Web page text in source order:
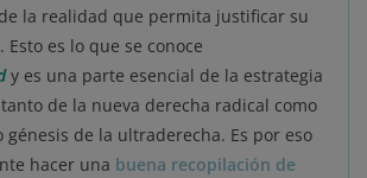
la realidad que permita justificar su
es lo que se conoce
y es una parte esencial de la estrategia
de la nueva derecha radical como
génesis de la ultraderecha. Es por eso
hacer una buena recopilación de